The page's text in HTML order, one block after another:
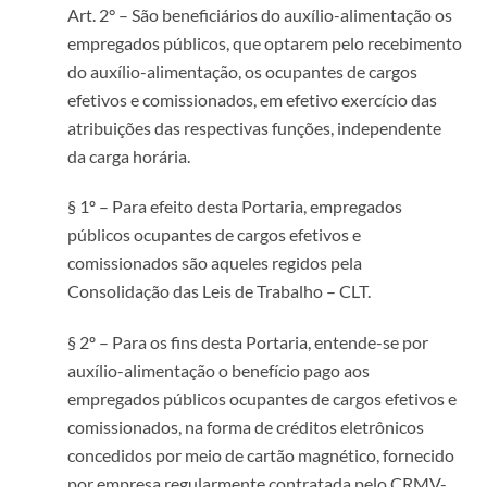
Art. 2° – São beneficiários do auxílio-alimentação os
empregados públicos, que optarem pelo recebimento
do auxílio-alimentação, os ocupantes de cargos
efetivos e comissionados, em efetivo exercício das
atribuições das respectivas funções, independente
da carga horária.
§ 1º – Para efeito desta Portaria, empregados
públicos ocupantes de cargos efetivos e
comissionados são aqueles regidos pela
Consolidação das Leis de Trabalho – CLT.
§ 2º – Para os fins desta Portaria, entende-se por
auxílio-alimentação o benefício pago aos
empregados públicos ocupantes de cargos efetivos e
comissionados, na forma de créditos eletrônicos
concedidos por meio de cartão magnético, fornecido